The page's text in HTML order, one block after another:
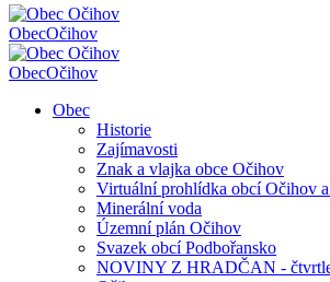
ObecOčihov
ObecOčihov
Obec
Historie
Zajímavosti
Znak a vlajka obce Očihov
Virtuální prohlídka obcí Očihov
Minerální voda
Územní plán Očihov
Svazek obcí Podbořansko
NOVINY Z HRADČAN -